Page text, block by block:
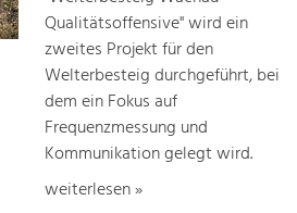
Qualitätsoffensive" wird ein
zweites Projekt für den
Welterbesteig durchgeführt, bei
dem ein Fokus auf
Frequenzmessung und
Kommunikation gelegt wird.
weiterlesen »